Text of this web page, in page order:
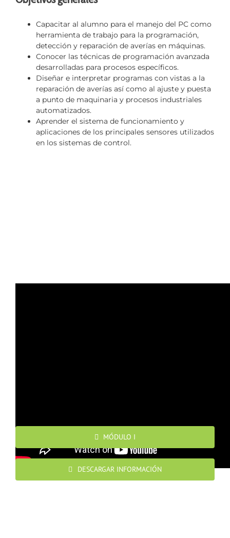
Capacitar al alumno para el manejo del PC como
herramienta de trabajo para la programación,
detección y reparación de averías en máquinas.
Conocer las técnicas de programación avanzada
desarrolladas para procesos específicos.
Diseñar e interpretar programas con vistas a la
reparación de averías así como al ajuste y puesta
a punto de maquinaria y procesos industriales
automatizados.
Aprender el sistema de funcionamiento y
aplicaciones de los principales sensores utilizados
en los sistemas de control.
MÓDULO I
DESCARGAR INFORMACIÓN